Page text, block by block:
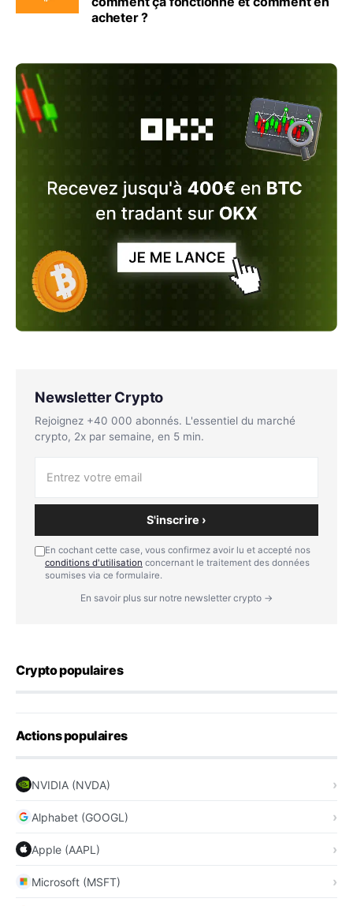
acheter ?
Newsletter Crypto
Rejoignez +40 000 abonnés. L'essentiel du marché
crypto, 2x par semaine, en 5 min.
S'inscrire ›
En cochant cette case, vous confirmez avoir lu et accepté nos
conditions d'utilisation concernant le traitement des données
soumises via ce formulaire.
En savoir plus sur notre newsletter crypto →
Crypto populaires
Actions populaires
NVIDIA (NVDA)
Alphabet (GOOGL)
Apple (AAPL)
Microsoft (MSFT)